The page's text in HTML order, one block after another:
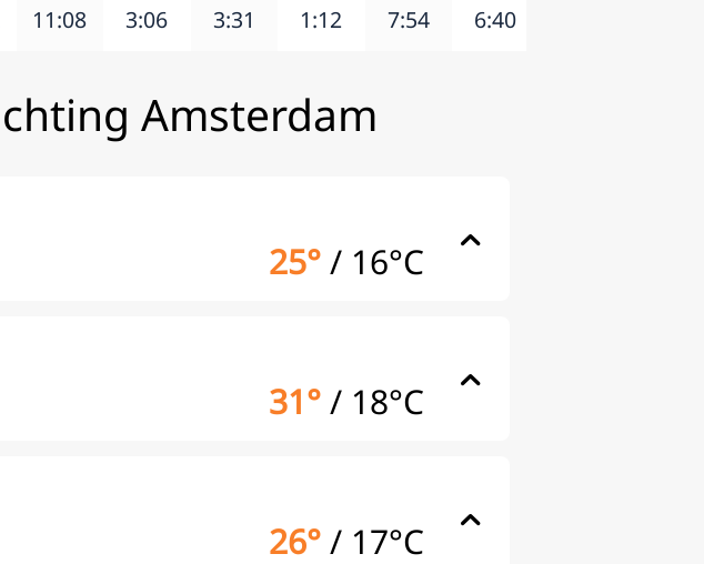
11:08 3:06 3:31 1:12 7:54 6:40
Amsterdam
25°/ 16°C
31°/ 18°C
26°/ 17°C